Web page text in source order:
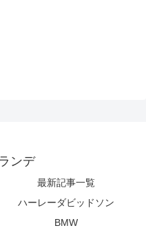
ンデ
最新記事一覧
ハーレーダビッドソン
BMW